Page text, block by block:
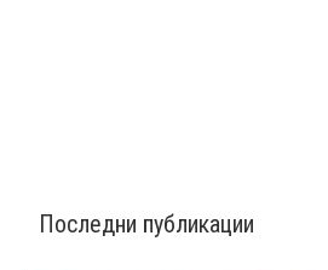
Последни публикации